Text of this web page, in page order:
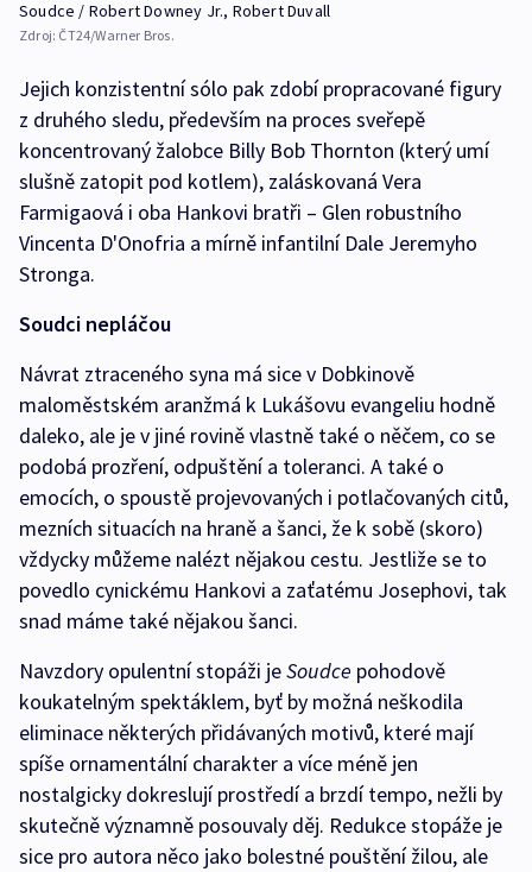
Soudce / Robert Downey Jr., Robert Duvall
Zdroj: ČT24/Warner Bros.
Jejich konzistentní sólo pak zdobí propracované figury
z druhého sledu, především na proces sveřepě
koncentrovaný žalobce Billy Bob Thornton (který umí
slušně zatopit pod kotlem), zaláskovaná Vera
Farmigaová i oba Hankovi bratři – Glen robustního
Vincenta D'Onofria a mírně infantilní Dale Jeremyho
Stronga.
Soudci nepláčou
Návrat ztraceného syna má sice v Dobkinově
maloměstském aranžmá k Lukášovu evangeliu hodně
daleko, ale je v jiné rovině vlastně také o něčem, co se
podobá prozření, odpuštění a toleranci. A také o
emocích, o spoustě projevovaných i potlačovaných citů,
mezních situacích na hraně a šanci, že k sobě (skoro)
vždycky můžeme nalézt nějakou cestu. Jestliže se to
povedlo cynickému Hankovi a zaťatému Josephovi, tak
snad máme také nějakou šanci.
Navzdory opulentní stopáži jeSoudce pohodově
koukatelným spektáklem, byť by možná neškodila
eliminace některých přidávaných motivů, které mají
spíše ornamentální charakter a více méně jen
nostalgicky dokreslují prostředí a brzdí tempo, nežli by
skutečně významně posouvaly děj. Redukce stopáže je
sice pro autora něco jako bolestné pouštění žilou, ale